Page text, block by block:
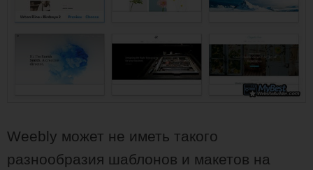
Weebly может не иметь такого
разнообразия шаблонов и макетов на